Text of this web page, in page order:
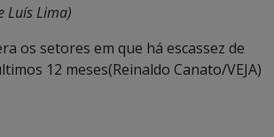
Luís Lima)
os setores em que há escassez de
12 meses(Reinaldo Canato/VEJA)